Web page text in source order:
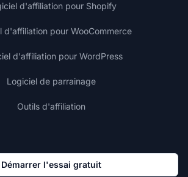
d'affiliation pour Shopify
d'affiliation pour WooCommerce
d'affiliation pour WordPress
Logiciel de parrainage
Outils d'affiliation
Démarrer l'essai gratuit